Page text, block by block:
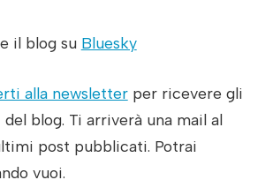
il blog su Bluesky
alla newsletterper ricevere gli
blog. Ti arriverà una mail al
post pubblicati. Potrai
vuoi.